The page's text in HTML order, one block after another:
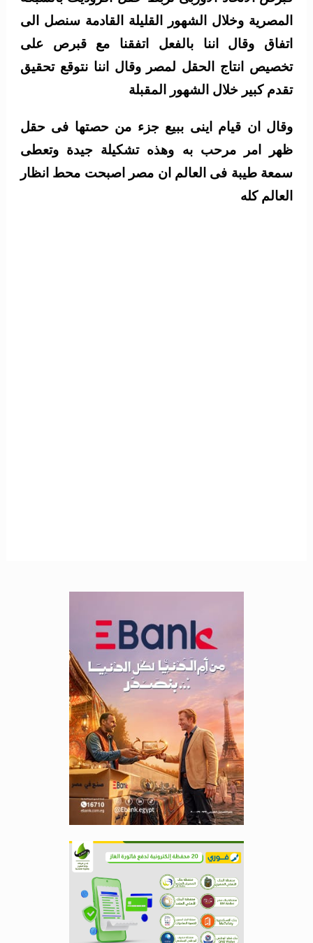
المصرية وخلال الشهور القليلة القادمة سنصل الى
اتفاق وقال اننا بالفعل اتفقنا مع قبرص على
تخصيص انتاج الحقل لمصر وقال اننا نتوقع تحقيق
تقدم كبير خلال الشهور المقبلة
وقال ان قيام اينى ببيع جزء من حصتها فى حقل
ظهر امر مرحب به وهذه تشكيلة جيدة وتعطى
سمعة طيبة فى العالم ان مصر اصبحت محط انظار
العالم كله